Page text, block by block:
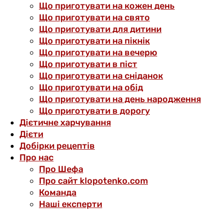
Що приготувати на кожен день
Що приготувати на свято
Що приготувати для дитини
Що приготувати на пікнік
Що приготувати на вечерю
Що приготувати в піст
Що приготувати на сніданок
Що приготувати на обід
Що приготувати на день народження
Що приготувати в дорогу
Дієтичне харчування
Дієти
Добірки рецептів
Про нас
Про Шефа
Про сайт klopotenko.com
Команда
Наші експерти